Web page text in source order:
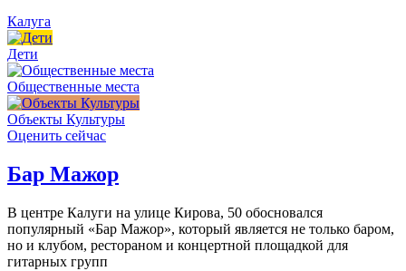
Калуга
Дети
Общественные места
Объекты Культуры
Оценить сейчас
Бар Мажор
В центре Калуги на улице Кирова, 50 обосновался
популярный «Бар Мажор», который является не только баром,
но и клубом, рестораном и концертной площадкой для
гитарных групп